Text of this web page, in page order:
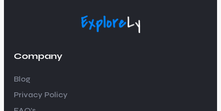
Company
Blog
Privacy Policy